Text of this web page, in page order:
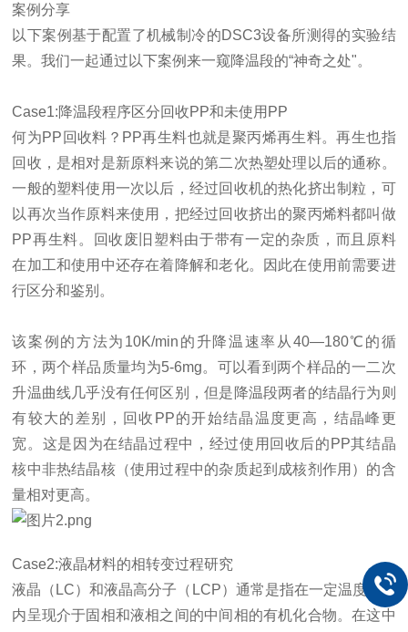
案例分享
以下案例基于配置了机械制冷的DSC3设备所测得的实验结
果。我们一起通过以下案例来一窥降温段的“神奇之处"。
Case1:降温段程序区分回收PP和未使用 PP
何为PP 回收料？ PP再生料也就是聚丙烯再生料。再生也指
回收，是相对是新原料来说的第二次热塑处理以后的通称。
一般的塑料使用一次以后，经过回收机的热化挤出制粒，可
以再次当作原料来使用，把经过回收挤出的聚丙烯料都叫做
PP再生料。回收废旧塑料由于带有一定的杂质，而且原料
在加工和使用中还存在着降解和老化。因此在使用前需要进
行区分和鉴别。
该案例的方法为 10K/min 的升降温速率从 40—180℃的循
环，两个样品质量均为5-6mg。可以看到两个样品的一二次
升温曲线几乎没有任何区别，但是降温段两者的结晶行为则
有较大的差别，回收 PP的开始结晶温度更高，结晶峰更
宽。这是因为在结晶过程中，经过使用回收后的 PP其结晶
核中非热结晶核（使用过程中的杂质起到成核剂作用）的含
量相对更高。
Case2:液晶材料的相转变过程研究
液晶（ LC）和液晶高分子（ LCP）通常是指在一定温度范围
内呈现介于固相和液相之间的中间相的有机化合物。在这中